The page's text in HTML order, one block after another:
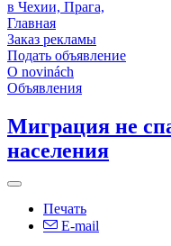
Главная
Заказ рекламы
Подать объявление
O novinách
Объявления
Миграция не
населения
Печать
E-mail